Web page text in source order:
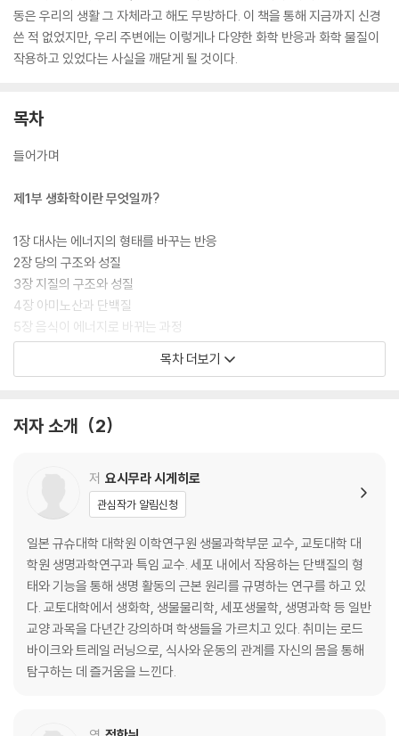
동은 우리의 생활 그 자체라고 해도 무방하다. 이 책을 통해 지금까지 신경
쓴 적 없었지만, 우리 주변에는 이렇게나 다양한 화학 반응과 화학 물질이
작용하고 있었다는 사실을 깨닫게 될 것이다.
목차
들어가며
제1부 생화학이란 무엇일까?
1장 대사는 에너지의 형태를 바꾸는 반응
2장 당의 구조와 성질
3장 지질의 구조와 성질
4장 아미노산과 단백질
5장 음식이 에너지로 바뀌는 과정
7장 식이섬유는 먹어도 살이 안 찐다고?: 다당류의 구조와 에너지
9장 트랜스 지방이란 무엇일까?: 지방산의 분해
10장 생선을 먹으면 머리가 좋아진다고?: 지방산의 합성
11장 콜레스테롤은 좋은 성분일까 나쁜 성분일까?: 지질의 순환과 콜레스
테롤
12장 단것을 먹으면 왜 살이 찔까?: 당과 지질 대사의 교차
13장 식물 단백질과 동물 단백질은 어떻게 다를까?: 아미노산의 분해와 합
14장 토마토수프는 왜 맛있을까?: 단백질과 아미노산과 감칠맛
15장 발효와 부패는 종이 한 장 차이: 알코올 발효와 젖산 발효
16장 균형 잡힌 식사의 중요성: 비타민과 무기질
목차 더보기
저자 소개 2
저 요시무라 시게히로
관심작가 알림신청
일본 규슈대학 대학원 이학연구원 생물과학부문 교수, 교토대학 대
학원 생명과학연구과 특임 교수. 세포 내에서 작용하는 단백질의 형
태와 기능을 통해 생명 활동의 근본 원리를 규명하는 연구를 하고 있
다. 교토대학에서 생화학, 생물물리학, 세포생물학, 생명과학 등 일반
교양 과목을 다년간 강의하며 학생들을 가르치고 있다. 취미는 로드
바이크와 트레일 러닝으로, 식사와 운동의 관계를 자신의 몸을 통해
탐구하는 데 즐거움을 느낀다.